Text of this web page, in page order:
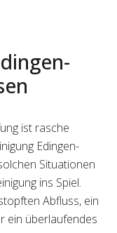
ist rasche
Edingen-
Situationen
ins Spiel.
Abfluss, ein
ein überlaufendes